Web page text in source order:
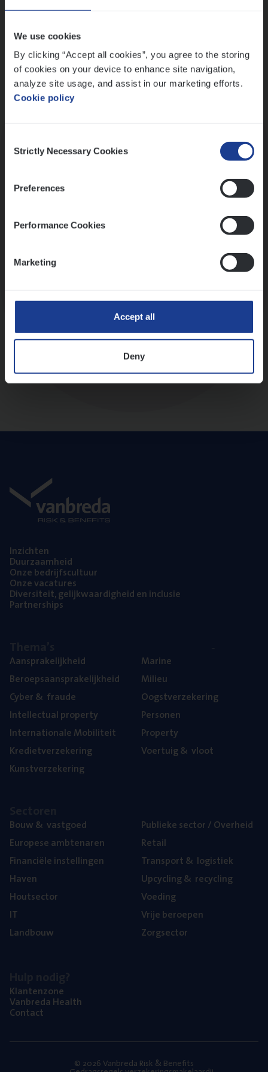
We use cookies
By clicking “Accept all cookies”, you agree to the storing
of cookies on your device to enhance site navigation,
analyze site usage, and assist in our marketing efforts.
Cookie policy
Selection
Strictly Necessary Cookies
Preferences
Performance Cookies
Marketing
Accept all
Deny
Inzich­ten
Duur­zaam­heid
Onze bedrijfs­cul­tuur
Onze vaca­tu­res
Diver­si­teit, gelijk­waar­dig­heid en inclusie
Part­ner­ships
Aan­spra­ke­lijk­heid
Beroeps­aan­spra­ke­lijk­heid
Cyber& fraude
Intel­lec­tu­al property
Inter­na­ti­o­na­le Mobiliteit
Kre­diet­ver­ze­ke­ring
Kunst­ver­ze­ke­ring
Mari­ne
Mili­eu
Oogst­ver­ze­ke­ring
Per­so­nen
Pro­per­ty
Voer­tuig& vloot
Bouw& vastgoed
Euro­pe­se ambtenaren
Finan­ci­ë­le instellingen
Haven
Hout­sec­tor
IT
Land­bouw
Publie­ke sec­tor / Overheid
Retail
Trans­port& logistiek
Upcy­cling& recycling
Voe­ding
Vrije beroe­pen
Zorg­sec­tor
Klan­ten­zo­ne
Van­b­re­da Health
Con­tact
© 2026 Vanbreda Risk & Benefits